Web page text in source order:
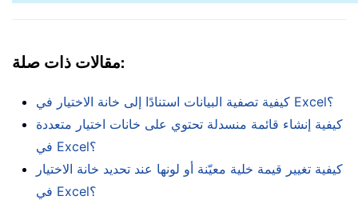
مقالات ذات صلة:
كيفية تصفية البيانات استنادًا إلى خانة الاختيار في Excel؟
كيفية إنشاء قائمة منسدلة تحتوي على خانات اختيار متعددة
في Excel؟
كيفية تغيير قيمة خلية معيّنة أو لونها عند تحديد خانة الاختيار
في Excel؟